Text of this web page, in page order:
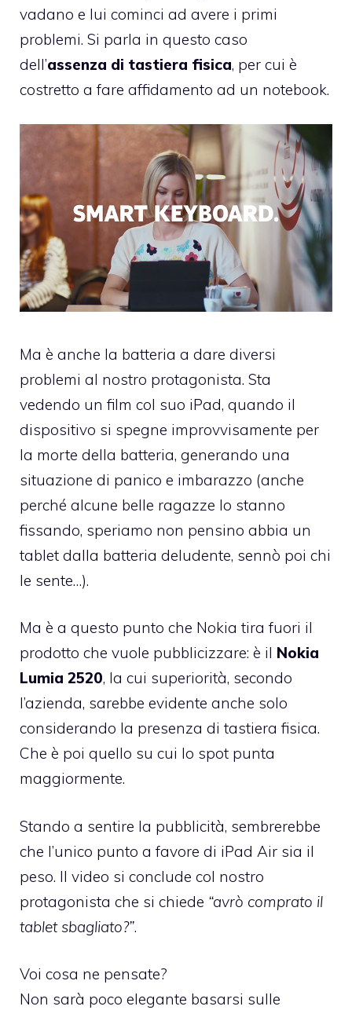
vadano e lui cominci ad avere i primi
problemi. Si parla in questo caso
dell’assenza di tastiera fisica, per cui è
costretto a fare affidamento ad un notebook.
Ma è anche la batteria a dare diversi
problemi al nostro protagonista. Sta
vedendo un film col suo iPad, quando il
dispositivo si spegne improvvisamente per
la morte della batteria, generando una
situazione di panico e imbarazzo (anche
perché alcune belle ragazze lo stanno
fissando, speriamo non pensino abbia un
tablet dalla batteria deludente, sennò poi chi
le sente…).
Ma è a questo punto che Nokia tira fuori il
prodotto che vuole pubblicizzare: è il Nokia
Lumia 2520, la cui superiorità, secondo
l’azienda, sarebbe evidente anche solo
considerando la presenza di tastiera fisica.
Che è poi quello su cui lo spot punta
maggiormente.
Stando a sentire la pubblicità, sembrerebbe
che l’unico punto a favore di iPad Air sia il
peso. Il video si conclude col nostro
protagonista che si chiede “avrò comprato il
tablet sbagliato?”.
Voi cosa ne pensate?
Non sarà poco elegante basarsi sulle